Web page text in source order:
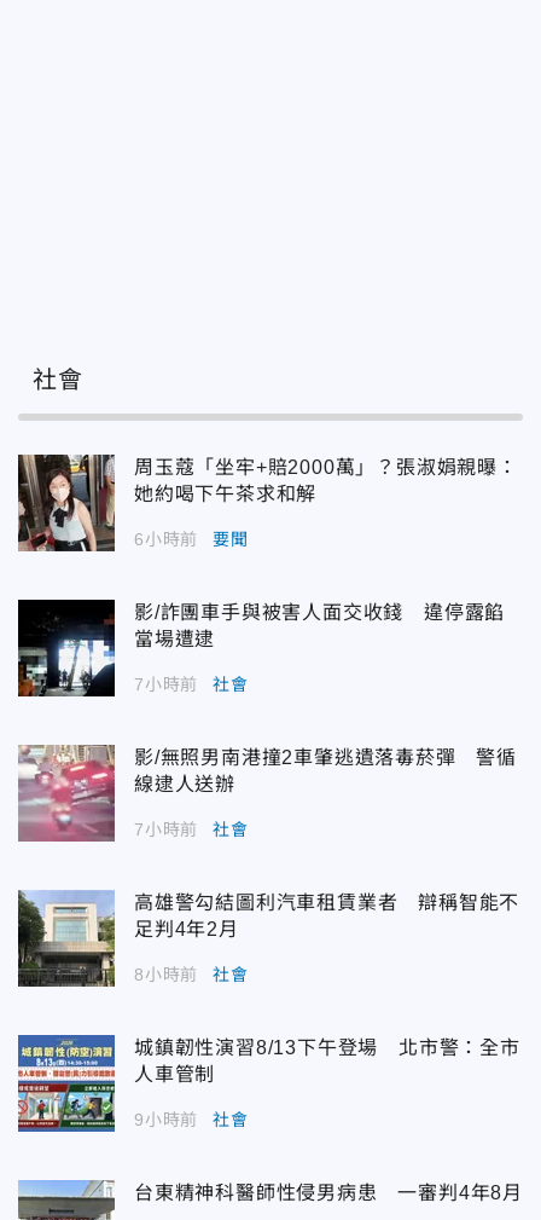
社會
周玉蔻「坐牢+賠2000萬」？張淑娟親曝：
她約喝下午茶求和解
6小時前 要聞
影/詐團車手與被害人面交收錢 違停露餡
當場遭逮
7小時前 社會
影/無照男南港撞2車肇逃遺落毒菸彈 警循
線逮人送辦
7小時前 社會
高雄警勾結圖利汽車租賃業者 辯稱智能不
足判4年2月
8小時前 社會
城鎮韌性演習8/13下午登場 北市警：全市
人車管制
9小時前 社會
台東精神科醫師性侵男病患 一審判4年8月